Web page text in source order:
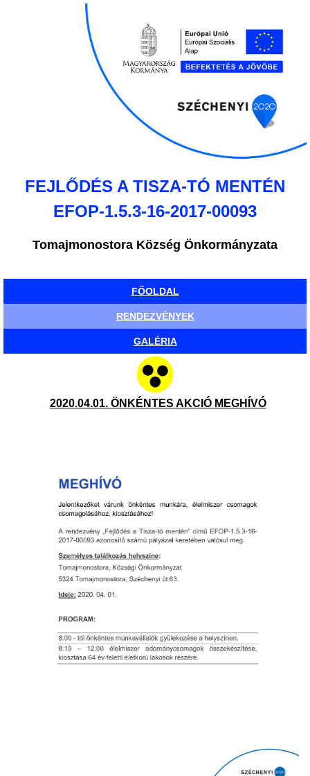
FEJLŐDÉS A TISZA-TÓ MENTÉN
EFOP-1.5.3-16-2017-00093
Tomajmonostora Község Önkormányzata
FŐOLDAL
RENDEZVÉNYEK
GALÉRIA
2020.04.01. ÖNKÉNTES AKCIÓ MEGHÍVÓ